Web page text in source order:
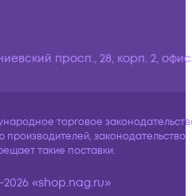
просп., 28, корп. 2,
торговое
производителей, законодательство
такие поставки.
2026 «shop.nag.ru»